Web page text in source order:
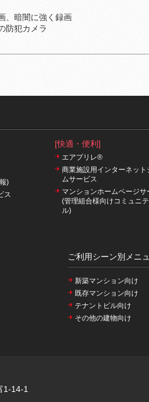
、暗闇に強く録画
防犯カメラ
)
ス
[快適・便利]
エアプリレ®
商業施設用インターネット
ムサービス
マンションホームページサ
(管理組合様向けコミュニ
ル)
ご利用シーン別メニ
新築マンション向け
既存マンション向け
テナントビル向け
その他の建物向け
1-14-1